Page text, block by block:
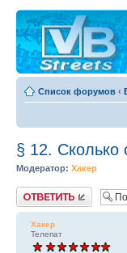
Список форумов ‹
§ 12. Сколько
Модератор: Хакер
Ответить
Хакер
Телепат